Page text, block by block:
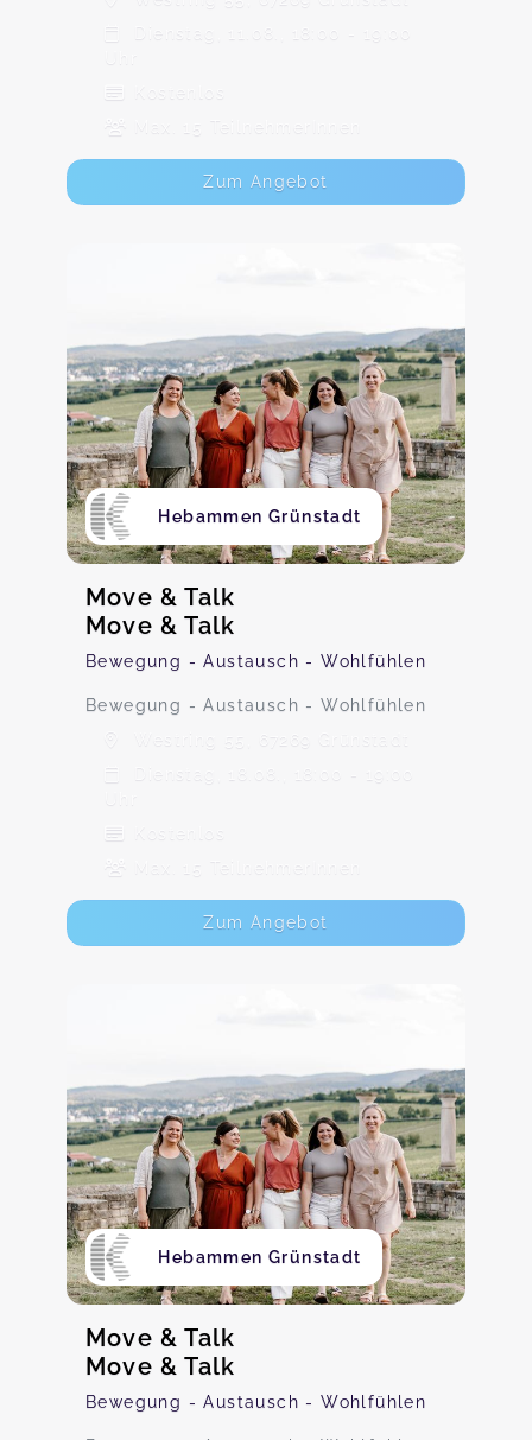
Dienstag, 11.08., 18:00 - 19:00
Max. 15 TeilnehmerInnen
Zum Angebot
Hebammen Grünstadt
Move & Talk
Move & Talk
Bewegung - Austausch - Wohlfühlen
Bewegung - Austausch - Wohlfühlen
Westring 55, 67269 Grünstadt
Dienstag, 18.08., 18:00 - 19:00
Max. 15 TeilnehmerInnen
Zum Angebot
Hebammen Grünstadt
Move & Talk
Move & Talk
Bewegung - Austausch - Wohlfühlen